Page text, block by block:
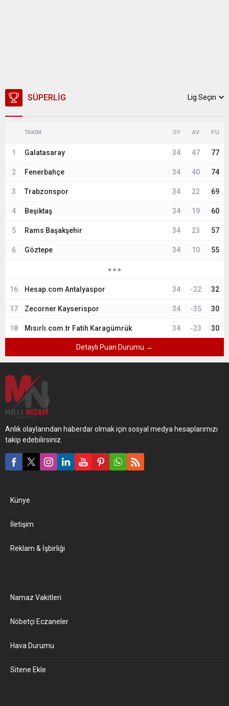
SÜPERLIG Lig Seçin
TAKIM OY AV PU
1 Galatasaray 34 47 77
2 Fenerbahçe 34 40 74
3 Trabzonspor 34 22 69
4 Beşiktaş 34 19 60
5 Rams Başakşehir 34 23 57
6 Göztepe 34 10 55
16 Hesap.com Antalyaspor 34 -22 32
17 Zecorner Kayserispor 34 -35 30
18 Mısırlı.com.tr Fatih Karagümrük 34 -23 30
Detaylı Puan Durumu →
Anlık olaylarından haberdar olmak için sosyal medya hesaplarımızı
takip edebilirsiniz.
Künye
İletişim
Reklam & İşbirliği
Namaz Vakitleri
Nöbetçi Eczaneler
Hava Durumu
Sitene Ekle